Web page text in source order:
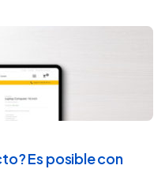
Es posible con